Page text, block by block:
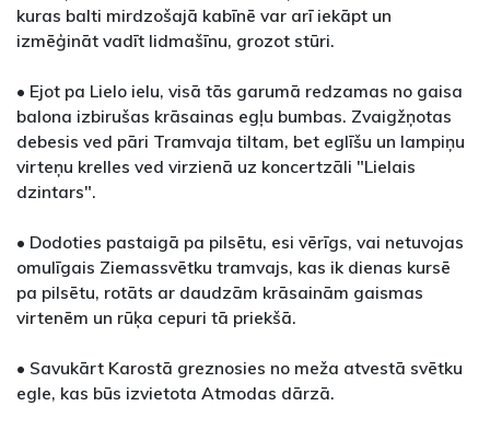
kuras balti mirdzošajā kabīnē var arī iekāpt un
izmēģināt vadīt lidmašīnu, grozot stūri.
• Ejot pa Lielo ielu, visā tās garumā redzamas no gaisa
balona izbirušas krāsainas egļu bumbas. Zvaigžņotas
debesis ved pāri Tramvaja tiltam, bet eglīšu un lampiņu
virteņu krelles ved virzienā uz koncertzāli "Lielais
dzintars".
• Dodoties pastaigā pa pilsētu, esi vērīgs, vai netuvojas
omulīgais Ziemassvētku tramvajs, kas ik dienas kursē
pa pilsētu, rotāts ar daudzām krāsainām gaismas
virtenēm un rūķa cepuri tā priekšā.
• Savukārt Karostā greznosies no meža atvestā svētku
egle, kas būs izvietota Atmodas dārzā.